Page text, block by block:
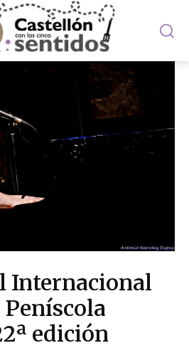
Internacional
Peníscola
edición